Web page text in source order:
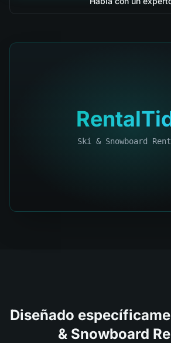
Ski & Snowboard
Diseñado
& Snowboard